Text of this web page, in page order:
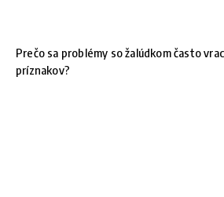
Prečo sa problémy so žalúdkom často
príznakov?